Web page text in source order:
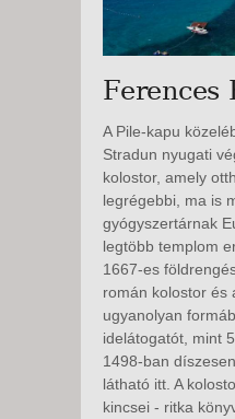
Ferences
A Pile-kapu
Stradun nyugati
kolostor, amely
legrégebbi, ma is
gyógyszertárnak
legtöbb templom
1667-es
román kolostor és
ugyanolyan
idelátogatót, mint
1498-ban
látható itt. A
kincsei - ritka